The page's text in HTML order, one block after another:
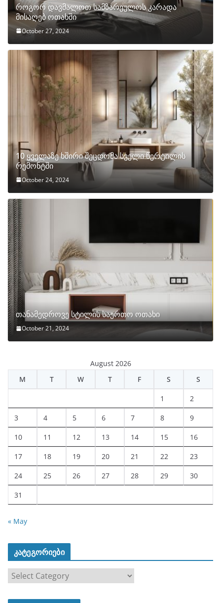
როგორ დავმალოთ სამზარეულოს კარადა
მისაღებ ოთახში
October 27, 2024
10 ყველაზე ხშირი შეცდომა სველი წერტილის
რემონტში
October 24, 2024
თანამედროვე სტილის საერთო ოთახი
October 21, 2024
August 2026
M
T W T F S S
1 2
3 4 5 6 7 8 9
10 11 12 13 14 15 16
17 18 19 20 21 22 23
24 25 26 27 28 29 30
31
« May
კატეგორიები
ტ